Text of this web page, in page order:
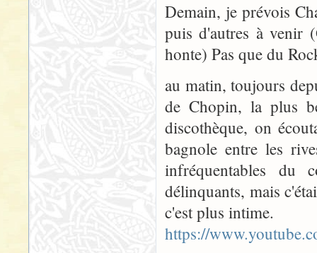
Demain, je prévois
puis d'autres à venir
honte) Pas que du
au matin, toujours
de Chopin, la plus
discothèque, on
bagnole entre les
infréquentables du
délinquants, mais
c'est plus intime.
https://